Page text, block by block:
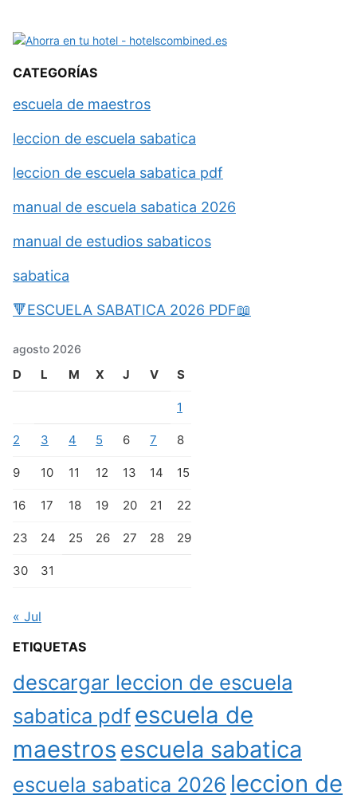
CATEGORÍAS
escuela de maestros
leccion de escuela sabatica
leccion de escuela sabatica pdf
manual de escuela sabatica 2026
manual de estudios sabaticos
sabatica
🔻ESCUELA SABATICA 2026 PDF📖
agosto 2026
D L M X J V S
1
2 3 4 5 6 7 8
9 10 11 12 13 14 15
16 17 18 19 20 21 22
23 24 25 26 27 28 29
30 31
« Jul
ETIQUETAS
descargar leccion de escuela
sabatica pdfescuela de
maestros escuela sabatica
escuela sabatica 2026 leccion de